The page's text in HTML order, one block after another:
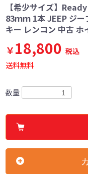
【希少サイズ】
83ｍｍ 1本 JEEP ジ
キー レンコン 中古 ホ
￥18,800 税込
送料無料
数量